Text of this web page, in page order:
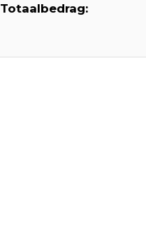
Totaalbedrag: